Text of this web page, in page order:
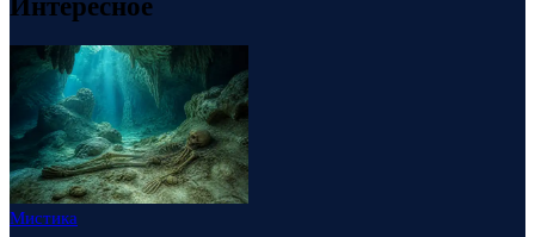
Интересное
Мистика